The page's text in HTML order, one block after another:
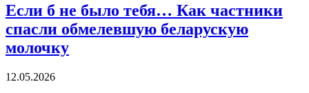
Если б не было тебя… Как частники
спасли обмелевшую беларускую
молочку
12.05.2026